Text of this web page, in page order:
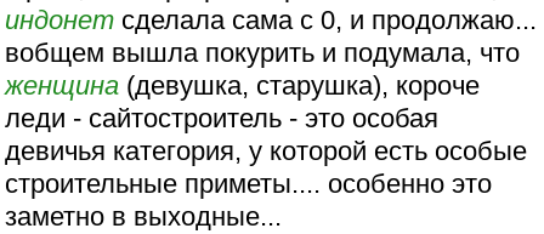
индонет сделала сама с 0, и продолжаю...
вобщем вышла покурить и подумала, что
женщина (девушка, старушка), короче
леди - сайтостроитель - это особая
девичья категория, у которой есть особые
строительные приметы.... особенно это
заметно в выходные...